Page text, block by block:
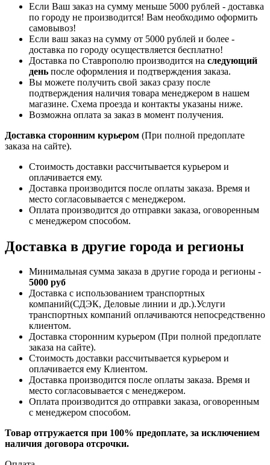
Если Ваш заказ на сумму меньше 5000 рублей - доставка
по городу не производится! Вам необходимо оформить
самовывоз!
Если ваш заказ на сумму от 5000 рублей и более -
доставка по городу осуществляется бесплатно!
Доставка по Ставрополю производится на следующий
день после оформления и подтверждения заказа.
Вы можете получить свой заказ сразу после
подтверждения наличия товара менеджером в нашем
магазине. Схема проезда и контакты указаны ниже.
Возможна оплата за заказ в момент получения.
Доставка сторонним курьером (При полной предоплате
заказа на сайте).
Стоимость доставки рассчитывается курьером и
оплачивается ему.
Доставка производится после оплаты заказа. Время и
место согласовывается с менеджером.
Оплата производится до отправки заказа, оговоренным
с менеджером способом.
Доставка в другие города и регионы
Минимальная сумма заказа в другие города и регионы -
5000 руб
Доставка с использованием транспортных
компаний(СДЭК, Деловые линии и др.).Услуги
транспортных компаний оплачиваются непосредственно
клиентом.
Доставка сторонним курьером (При полной предоплате
заказа на сайте).
Стоимость доставки рассчитывается курьером и
оплачивается ему Клиентом.
Доставка производится после оплаты заказа. Время и
место согласовывается с менеджером.
Оплата производится до отправки заказа, оговоренным
с менеджером способом.
Товар отгружается при 100% предоплате, за исключением
наличия договора отсрочки.